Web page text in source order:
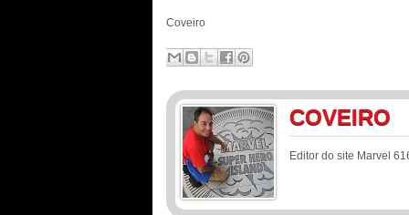
Coveiro
COVEIRO
Editor do site Marvel